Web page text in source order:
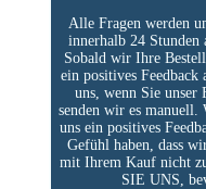
Alle Fragen werden
innerhalb 24 Stunden
Sobald wir Ihre
ein positives Feedback
uns, wenn Sie unser
senden wir es manuell.
uns ein positives
Gefühl haben, dass
mit Ihrem Kauf nicht
SIE UNS,